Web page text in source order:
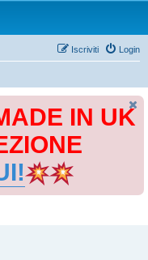
Login
Iscriviti
IN UK